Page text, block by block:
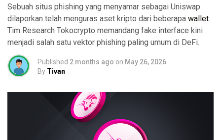
Sebuah situs phishing yang menyamar sebagai Uniswap
dilaporkan telah menguras aset kripto dari beberapa wallet.
Tim Research Tokocrypto memandang fake interface kini
menjadi salah satu vektor phishing paling umum di DeFi.
Published 2 months ago on May 26, 2026
By Tivan